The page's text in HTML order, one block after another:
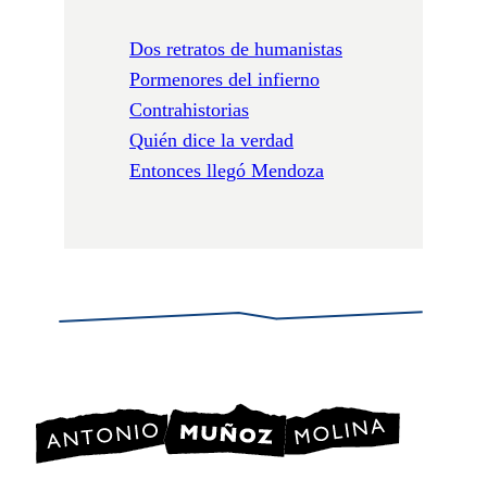
Dos retratos de humanistas
Pormenores del infierno
Contrahistorias
Quién dice la verdad
Entonces llegó Mendoza